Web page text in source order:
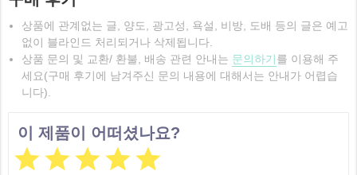
상품에 관계없는 글, 양도, 광고성, 욕설, 비방, 도배 등의 글은 예고
없이 블라인드 처리되거나 삭제됩니다.
상품 문의 및 교환/ 환불, 배송 관련 안내는 문의하기를 이용해 주
세요(구매 후기에 남겨주신 문의 내용에 대해서는 안내가 어렵습
니다).
이 제품이 어떠셨나요?
